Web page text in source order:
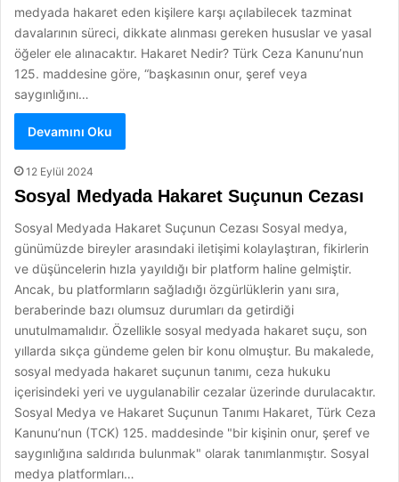
medyada hakaret eden kişilere karşı açılabilecek tazminat
davalarının süreci, dikkate alınması gereken hususlar ve yasal
öğeler ele alınacaktır. Hakaret Nedir? Türk Ceza Kanunu’nun
125. maddesine göre, “başkasının onur, şeref veya
saygınlığını…
Devamını Oku
12 Eylül 2024
Sosyal Medyada Hakaret Suçunun Cezası
Sosyal Medyada Hakaret Suçunun Cezası Sosyal medya,
günümüzde bireyler arasındaki iletişimi kolaylaştıran, fikirlerin
ve düşüncelerin hızla yayıldığı bir platform haline gelmiştir.
Ancak, bu platformların sağladığı özgürlüklerin yanı sıra,
beraberinde bazı olumsuz durumları da getirdiği
unutulmamalıdır. Özellikle sosyal medyada hakaret suçu, son
yıllarda sıkça gündeme gelen bir konu olmuştur. Bu makalede,
sosyal medyada hakaret suçunun tanımı, ceza hukuku
içerisindeki yeri ve uygulanabilir cezalar üzerinde durulacaktır.
Sosyal Medya ve Hakaret Suçunun Tanımı Hakaret, Türk Ceza
Kanunu’nun (TCK) 125. maddesinde "bir kişinin onur, şeref ve
saygınlığına saldırıda bulunmak" olarak tanımlanmıştır. Sosyal
medya platformları…